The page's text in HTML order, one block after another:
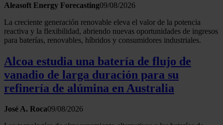
Aleasoft Energy Forecasting09/08/2026
La creciente generación renovable eleva el valor de la potencia
reactiva y la flexibilidad, abriendo nuevas oportunidades de ingresos
para baterías, renovables, híbridos y consumidores industriales.
Alcoa estudia una batería de flujo de
vanadio de larga duración para su
refinería de alúmina en Australia
José A. Roca09/08/2026